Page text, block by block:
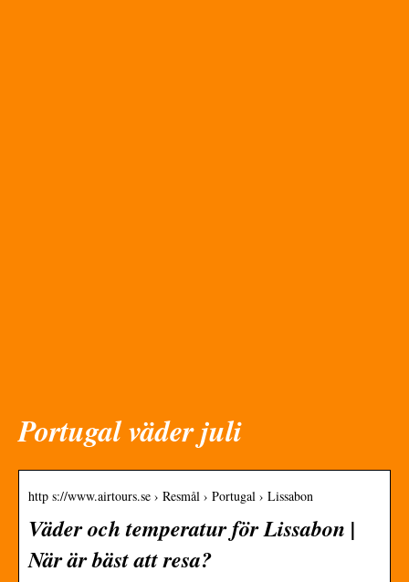
Portugal väder juli
http s://www.airtours.se › Resmål › Portugal › Lissabon
Väder och temperatur för Lissabon |
När är bäst att resa?